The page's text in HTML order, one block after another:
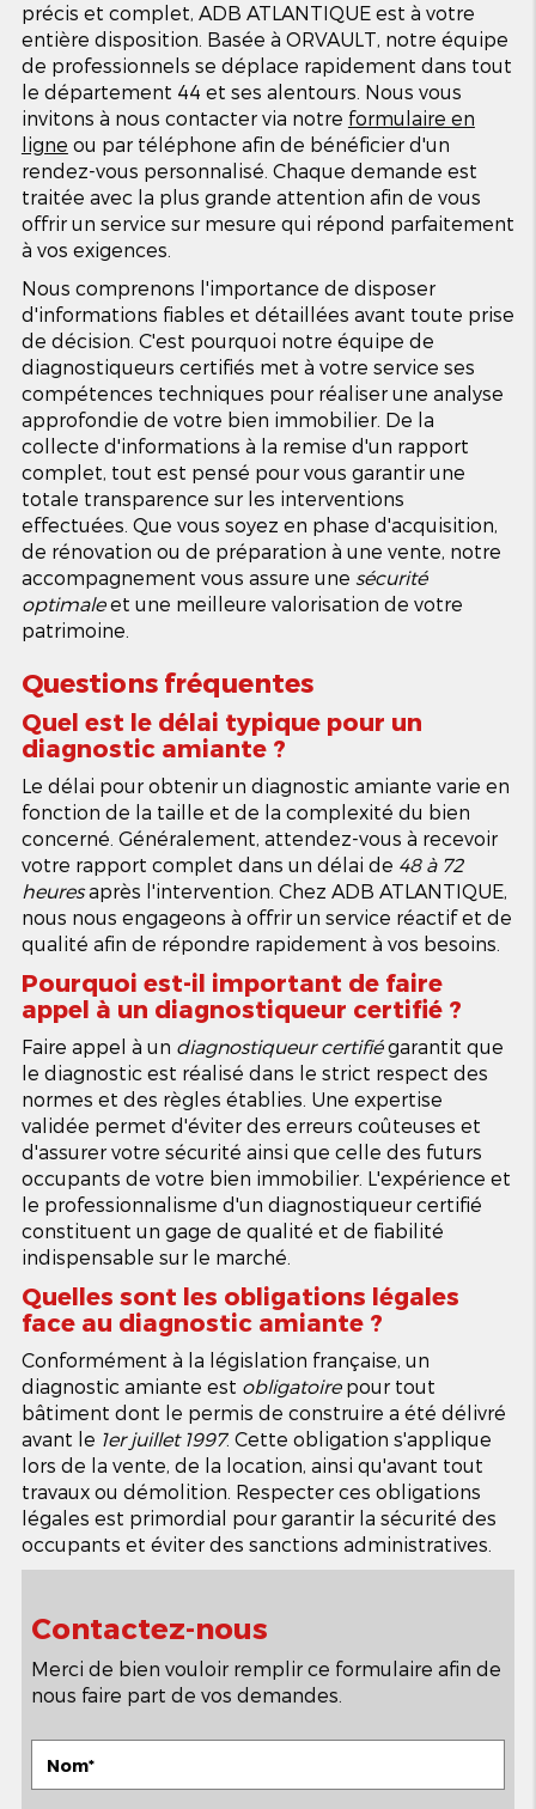
précis et complet, ADB ATLANTIQUE est à votre
entière disposition. Basée à ORVAULT, notre équipe
de professionnels se déplace rapidement dans tout
le département 44 et ses alentours. Nous vous
invitons à nous contacter via notre formulaire en
ligne ou par téléphone afin de bénéficier d'un
rendez-vous personnalisé. Chaque demande est
traitée avec la plus grande attention afin de vous
offrir un service sur mesure qui répond parfaitement
à vos exigences.
Nous comprenons l'importance de disposer
d'informations fiables et détaillées avant toute prise
de décision. C'est pourquoi notre équipe de
diagnostiqueurs certifiés met à votre service ses
compétences techniques pour réaliser une analyse
approfondie de votre bien immobilier. De la
collecte d'informations à la remise d'un rapport
complet, tout est pensé pour vous garantir une
totale transparence sur les interventions
effectuées. Que vous soyez en phase d'acquisition,
de rénovation ou de préparation à une vente, notre
accompagnement vous assure une sécurité
optimaleet une meilleure valorisation de votre
patrimoine.
Questions fréquentes
Quel est le délai typique pour un
diagnostic amiante ?
Le délai pour obtenir un diagnostic amiante varie en
fonction de la taille et de la complexité du bien
concerné. Généralement, attendez-vous à recevoir
votre rapport complet dans un délai de 48 à 72
heuresaprès l'intervention. Chez ADB ATLANTIQUE,
nous nous engageons à offrir un service réactif et de
qualité afin de répondre rapidement à vos besoins.
Pourquoi est-il important de faire
appel à un diagnostiqueur certifié ?
Faire appel à un diagnostiqueur certifiégarantit que
le diagnostic est réalisé dans le strict respect des
normes et des règles établies. Une expertise
validée permet d'éviter des erreurs coûteuses et
d'assurer votre sécurité ainsi que celle des futurs
occupants de votre bien immobilier. L'expérience et
le professionnalisme d'un diagnostiqueur certifié
constituent un gage de qualité et de fiabilité
indispensable sur le marché.
Quelles sont les obligations légales
face au diagnostic amiante ?
Conformément à la législation française, un
diagnostic amiante est obligatoirepour tout
bâtiment dont le permis de construire a été délivré
avant le 1er juillet 1997. Cette obligation s'applique
lors de la vente, de la location, ainsi qu'avant tout
travaux ou démolition. Respecter ces obligations
légales est primordial pour garantir la sécurité des
occupants et éviter des sanctions administratives.
Contactez-nous
Merci de bien vouloir remplir ce formulaire afin de
nous faire part de vos demandes.